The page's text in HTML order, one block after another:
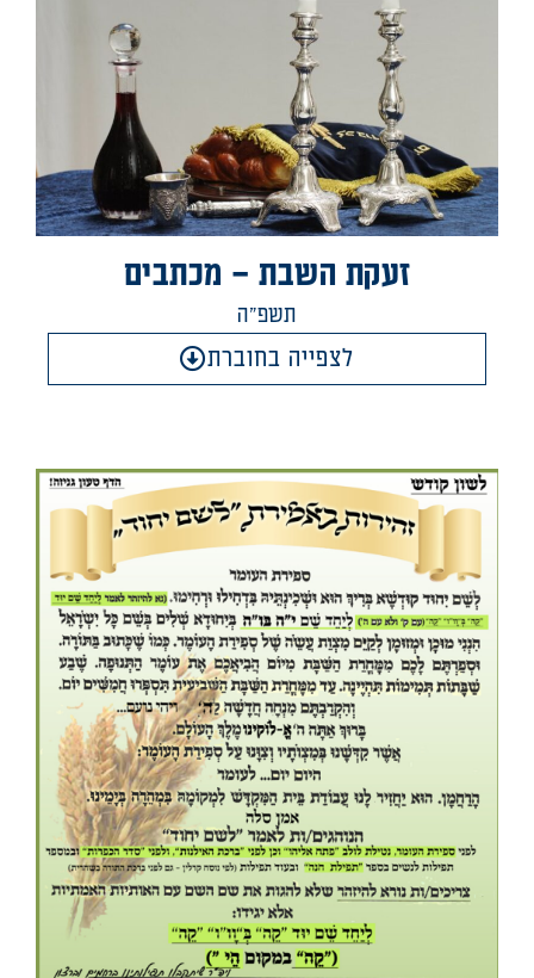
זעקת השבת – מכתבים
תשפ"ה
לצפייה בחוברת